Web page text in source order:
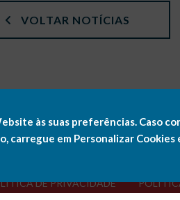
VOLTAR NOTÍCIAS
DE PRIVACIDADE
às suas preferências. Caso
carregue em Personalizar Cookies